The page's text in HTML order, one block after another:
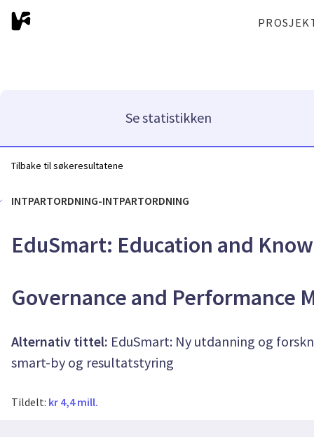
Se statistikken
Tilbake til søkeresultatene
INTPARTORDNING-INTPARTORDNING
EduSmart: Education and
Governance and Performance
Alternativ tittel: EduSmart: Ny utdanning og
smart-by og resultatstyring
Tildelt: kr 4,4 mill.